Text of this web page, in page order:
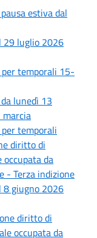
estiva dal
29 luglio 2026
per temporali 15-
lunedì 13
per temporali
diritto di
da
- Terza indizione
8 giugno 2026
diritto di
occupata da